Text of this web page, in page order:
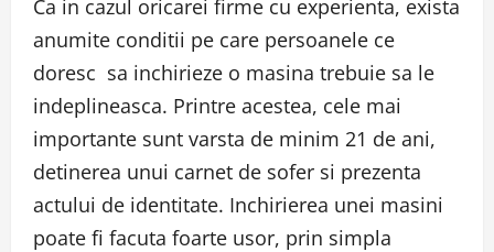
Ca in cazul oricarei firme cu experienta, exista
anumite conditii pe care persoanele ce
doresc sa inchirieze o masina trebuie sa le
indeplineasca. Printre acestea, cele mai
importante sunt varsta de minim 21 de ani,
detinerea unui carnet de sofer si prezenta
actului de identitate. Inchirierea unei masini
poate fi facuta foarte usor, prin simpla